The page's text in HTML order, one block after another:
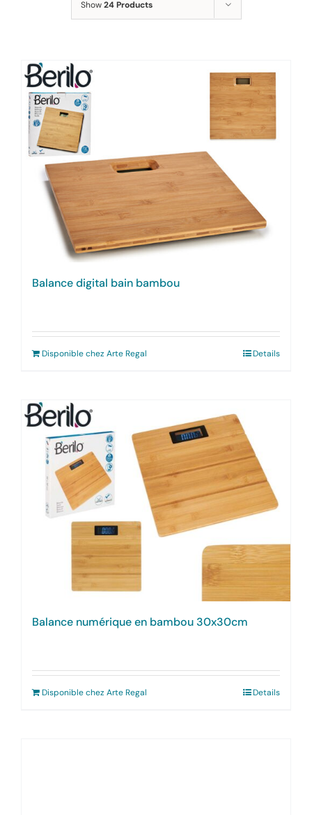
Show24 Products
Balance digital bain bambou
Disponible chez Arte Regal Details
Balance numérique en bambou 30x30cm
Disponible chez Arte Regal Details